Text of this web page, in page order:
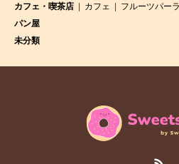
カフェ・喫茶店
カフェ フルーツパー
パン屋
未分類